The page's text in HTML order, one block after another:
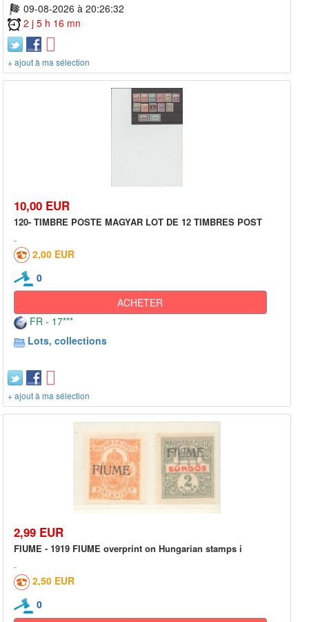
09-08-2026 à 20:26:32
2 j 5 h 16 mn
+ ajout à ma sélection
10,00 EUR
120- TIMBRE POSTE MAGYAR LOT DE 12 TIMBRES POST
2,00 EUR
0
ACHETER
FR - 17***
Lots, collections
+ ajout à ma sélection
2,99 EUR
FIUME - 1919 FIUME overprint on Hungarian stamps i
2,50 EUR
0